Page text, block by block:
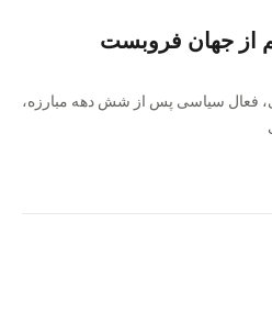
از جهان فروبست
فعال سیاسی پس از شش دهه مبارزه،